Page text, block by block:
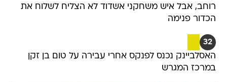
רוחב, אבל איש משחקני אשדוד לא הצליח לשלוח את
הכדור פנימה
32
האסלביינק נכנס לפנקס אחרי עבירה על טום בן זקן
במרכז המגרש